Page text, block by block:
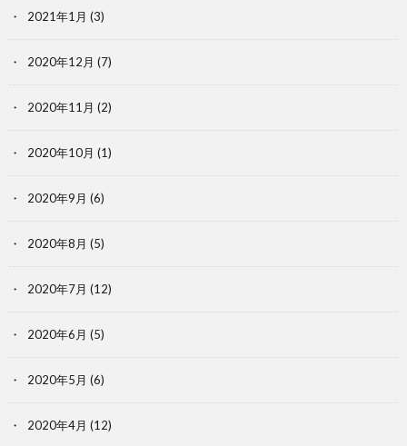
2021年1月 (3)
2020年12月 (7)
2020年11月 (2)
2020年10月 (1)
2020年9月 (6)
2020年8月 (5)
2020年7月 (12)
2020年6月 (5)
2020年5月 (6)
2020年4月 (12)